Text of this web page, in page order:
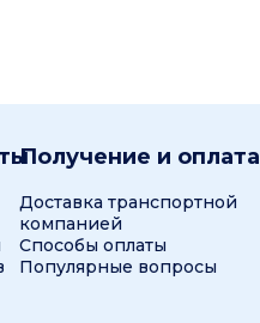
Получение и оплата
Доставка транспортной
компанией
Способы оплаты
Популярные вопросы